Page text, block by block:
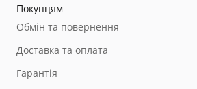
Покупцям
Обмін та повернення
Доставка та оплата
Гарантія